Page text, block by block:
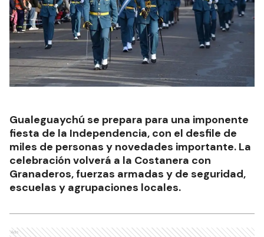
Gualeguaychú se prepara para una imponente
fiesta de la Independencia, con el desfile de
miles de personas y novedades importante. La
celebración volverá a la Costanera con
Granaderos, fuerzas armadas y de seguridad,
escuelas y agrupaciones locales.
Ads